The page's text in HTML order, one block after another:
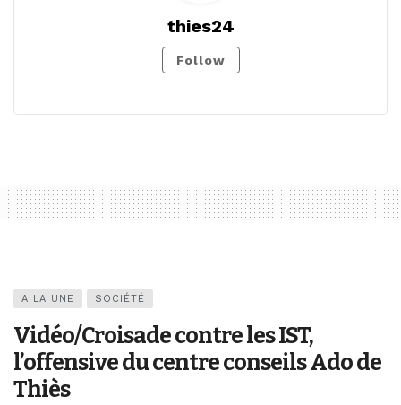
thies24
Follow
A LA UNE SOCIÉTÉ
Vidéo/Croisade contre les IST,
l’offensive du centre conseils Ado de
Thiès